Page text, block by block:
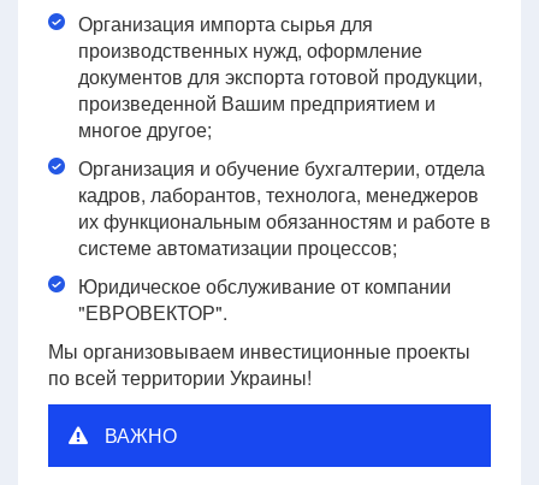
Организация импорта сырья для
производственных нужд, оформление
документов для экспорта готовой продукции,
произведенной Вашим предприятием и
многое другое;
Организация и обучение бухгалтерии, отдела
кадров, лаборантов, технолога, менеджеров
их функциональным обязанностям и работе в
системе автоматизации процессов;
Юридическое обслуживание от компании
"ЕВРОВЕКТОР".
Мы организовываем инвестиционные проекты
по всей территории Украины!
ВАЖНО